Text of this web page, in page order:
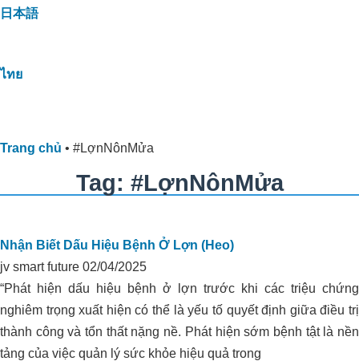
日本語
ไทย
Trang chủ • #LợnNônMửa
Tag: #LợnNônMửa
Nhận Biết Dấu Hiệu Bệnh Ở Lợn (Heo)
jv smart future 02/04/2025
“Phát hiện dấu hiệu bệnh ở lợn trước khi các triệu chứng
nghiêm trọng xuất hiện có thể là yếu tố quyết định giữa điều trị
thành công và tổn thất nặng nề. Phát hiện sớm bệnh tật là nền
tảng của việc quản lý sức khỏe hiệu quả trong